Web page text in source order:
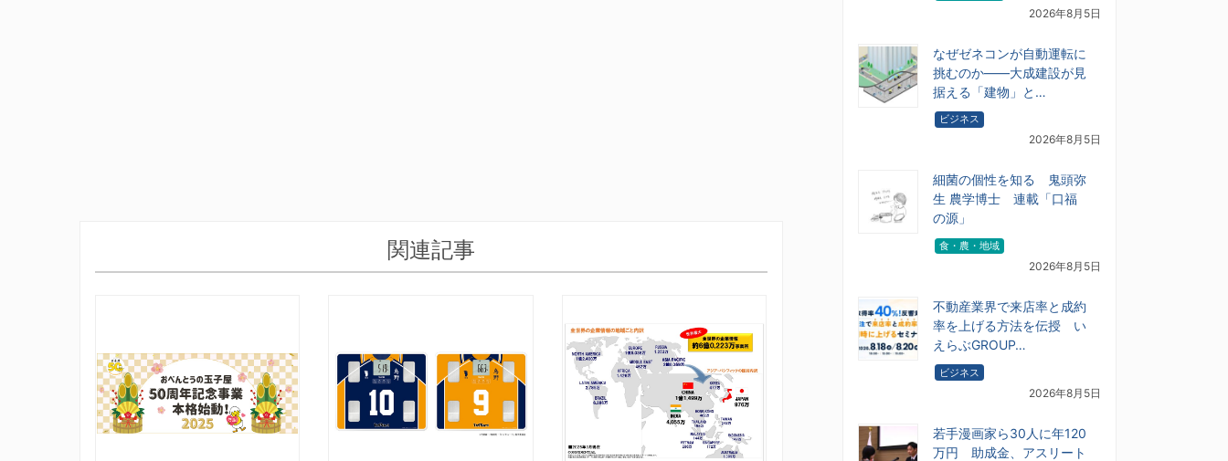
関連記事
2026年8月5日
なぜゼネコンが自動運転に
挑むのか――大成建設が見
据える「建物」と…
ビジネス
2026年8月5日
細菌の個性を知る 鬼頭弥
生 農学博士 連載「口福
の源」
食・農・地域
2026年8月5日
不動産業界で来店率と成約
率を上げる方法を伝授 い
えらぶGROUP…
ビジネス
2026年8月5日
若手漫画家ら30人に年120
万円 助成金、アスリート